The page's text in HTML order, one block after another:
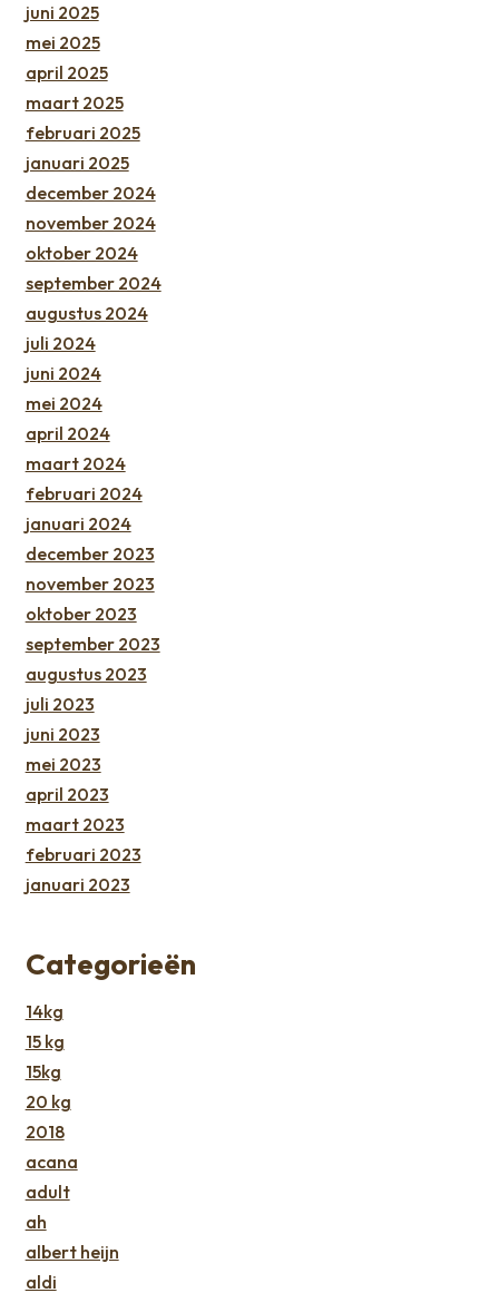
juni 2025
mei 2025
april 2025
maart 2025
februari 2025
januari 2025
december 2024
november 2024
oktober 2024
september 2024
augustus 2024
juli 2024
juni 2024
mei 2024
april 2024
maart 2024
februari 2024
januari 2024
december 2023
november 2023
oktober 2023
september 2023
augustus 2023
juli 2023
juni 2023
mei 2023
april 2023
maart 2023
februari 2023
januari 2023
Categorieën
14kg
15 kg
15kg
20 kg
2018
acana
adult
ah
albert heijn
aldi